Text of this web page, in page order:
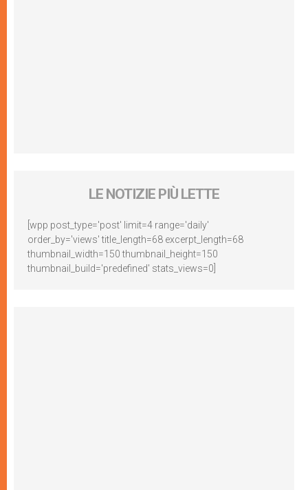
LE NOTIZIE PIÙ LETTE
[wpp post_type='post' limit=4 range='daily'
order_by='views' title_length=68 excerpt_length=68
thumbnail_width=150 thumbnail_height=150
thumbnail_build='predefined' stats_views=0]